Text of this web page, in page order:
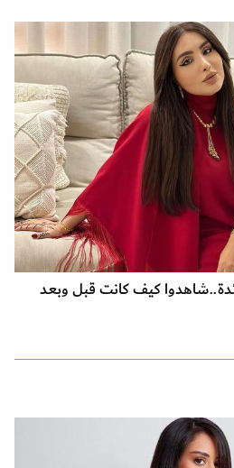
كيف كانت قبل وبعد